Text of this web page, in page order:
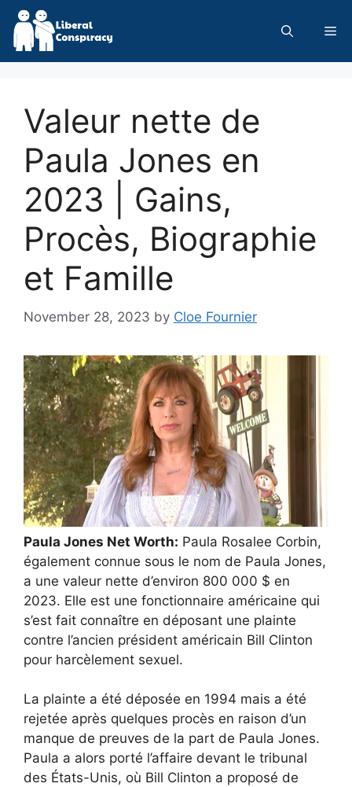
Skip
content
Valeur nette de
Paula Jones en
2023 | Gains,
Procès, Biographie
et Famille
November 28, 2023 by Cloe Fournier
Paula Jones Net Worth: Paula Rosalee Corbin,
également connue sous le nom de Paula Jones,
a une valeur nette d’environ 800 000 $ en
2023. Elle est une fonctionnaire américaine qui
s’est fait connaître en déposant une plainte
contre l’ancien président américain Bill Clinton
pour harcèlement sexuel.
La plainte a été déposée en 1994 mais a été
rejetée après quelques procès en raison d’un
manque de preuves de la part de Paula Jones.
Paula a alors porté l’affaire devant le tribunal
des États-Unis, où Bill Clinton a proposé de